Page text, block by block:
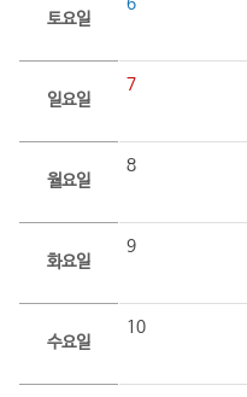
토요일
일요일
7
월요일
8
화요일
9
수요일
10